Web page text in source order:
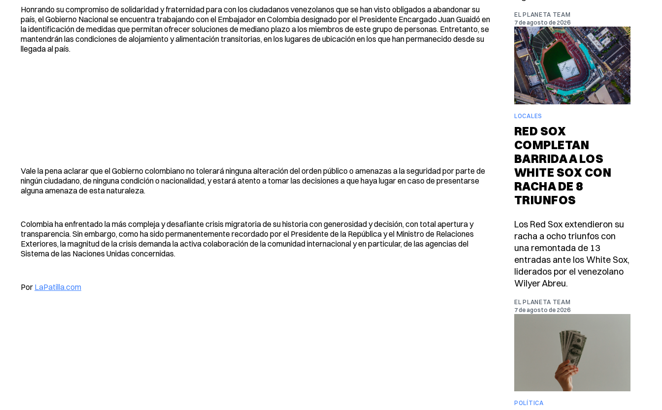
Honrando su compromiso de solidaridad y fraternidad para con los ciudadanos venezolanos que se han visto obligados a abandonar su
país, el Gobierno Nacional se encuentra trabajando con el Embajador en Colombia designado por el Presidente Encargado Juan Guaidó en
la identificación de medidas que permitan ofrecer soluciones de mediano plazo a los miembros de este grupo de personas. Entretanto, se
mantendrán las condiciones de alojamiento y alimentación transitorias, en los lugares de ubicación en los que han permanecido desde su
llegada al país.
Vale la pena aclarar que el Gobierno colombiano no tolerará ninguna alteración del orden público o amenazas a la seguridad por parte de
ningún ciudadano, de ninguna condición o nacionalidad, y estará atento a tomar las decisiones a que haya lugar en caso de presentarse
alguna amenaza de esta naturaleza.
Colombia ha enfrentado la más compleja y desafiante crisis migratoria de su historia con generosidad y decisión, con total apertura y
transparencia. Sin embargo, como ha sido permanentemente recordado por el Presidente de la República y el Ministro de Relaciones
Exteriores, la magnitud de la crisis demanda la activa colaboración de la comunidad internacional y en particular, de las agencias del
Sistema de las Naciones Unidas concernidas.
Por LaPatilla.com
EL PLANETA TEAM
7 de agosto de 2026
LOCALES
RED SOX
COMPLETAN
BARRIDA A LOS
WHITE SOX CON
RACHA DE 8
TRIUNFOS
Los Red Sox extendieron su
racha a ocho triunfos con
una remontada de 13
entradas ante los White Sox,
liderados por el venezolano
Wilyer Abreu.
EL PLANETA TEAM
7 de agosto de 2026
POLÍTICA